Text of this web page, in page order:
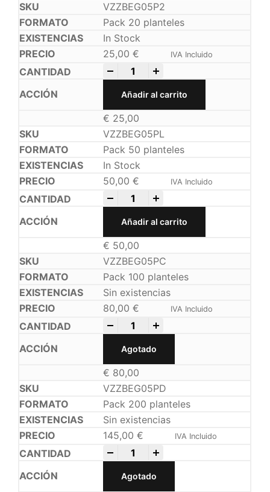
VZZBEG05P2
Pack 20 planteles
In Stock
25,00€ IVA Incluido
Añadir al carrito
€ 25,00
VZZBEG05PL
Pack 50 planteles
In Stock
50,00€ IVA Incluido
Añadir al carrito
€ 50,00
VZZBEG05PC
Pack 100 planteles
Sin existencias
80,00€ IVA Incluido
Agotado
€ 80,00
VZZBEG05PD
Pack 200 planteles
Sin existencias
145,00€ IVA Incluido
Agotado